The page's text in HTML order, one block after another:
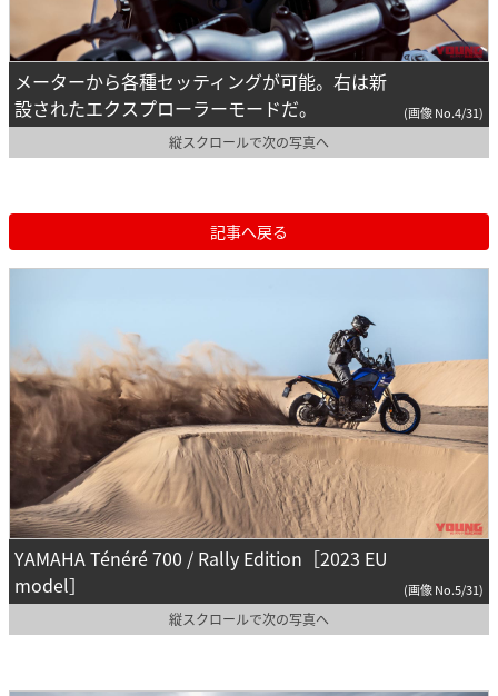
メーターから各種セッティングが可能。右は新
設されたエクスプローラーモードだ。
(画像 No.4/31)
縦スクロールで次の写真へ
記事へ戻る
YAMAHA Ténéré 700 / Rally Edition［2023 EU
model］
(画像 No.5/31)
縦スクロールで次の写真へ